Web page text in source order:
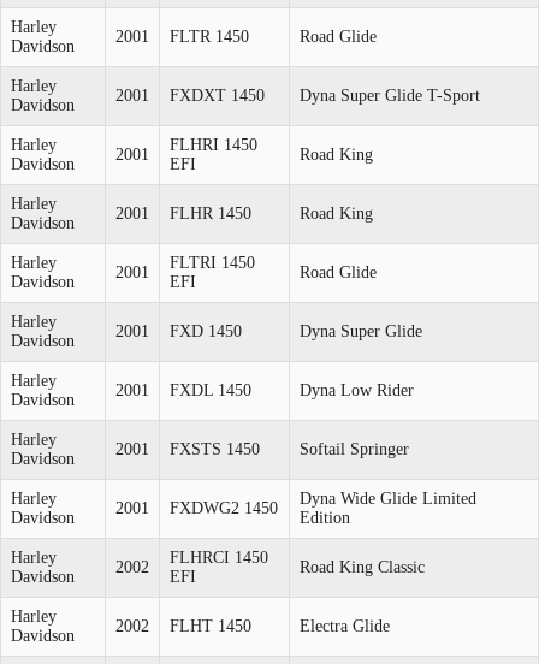
Harley
Davidson
2001 FLTR 1450 Road Glide
Harley
Davidson
2001 FXDXT 1450 Dyna Super Glide T-Sport
Harley
Davidson
2001
FLHRI 1450
EFI
Road King
Harley
Davidson
2001 FLHR 1450 Road King
Harley
Davidson
2001
FLTRI 1450
EFI
Road Glide
Harley
Davidson
2001 FXD 1450 Dyna Super Glide
Harley
Davidson
2001 FXDL 1450 Dyna Low Rider
Harley
Davidson
2001 FXSTS 1450 Softail Springer
Harley
Davidson
2001 FXDWG2 1450
Dyna Wide Glide Limited
Edition
Harley
Davidson
2002
FLHRCI 1450
EFI
Road King Classic
Harley
Davidson
2002 FLHT 1450 Electra Glide